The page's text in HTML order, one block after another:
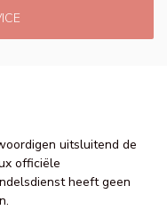
uitsluitend de
officiële
heeft geen